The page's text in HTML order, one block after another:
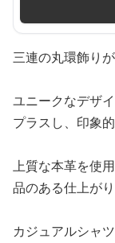
三連の丸環飾り
ユニークなデザ
プラスし、印象
上質な本革を使
品のある仕上がり
カジュアルシャ